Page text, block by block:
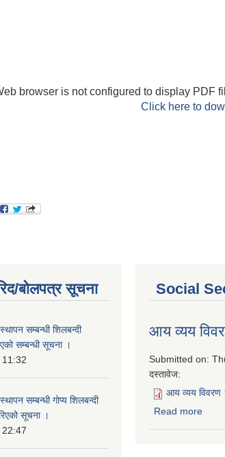
browser is not configured to display PDF
Click here to
बोलपत्र सूचना
सम्बन्धी शिलबन्दी
सम्बन्धी सूचना ।
सम्बन्धी गोप्य शिलबन्दी
सूचना ।
Social
आय व्यय
Submitted on:
दस्तावेज:
आय व्यय
Read more